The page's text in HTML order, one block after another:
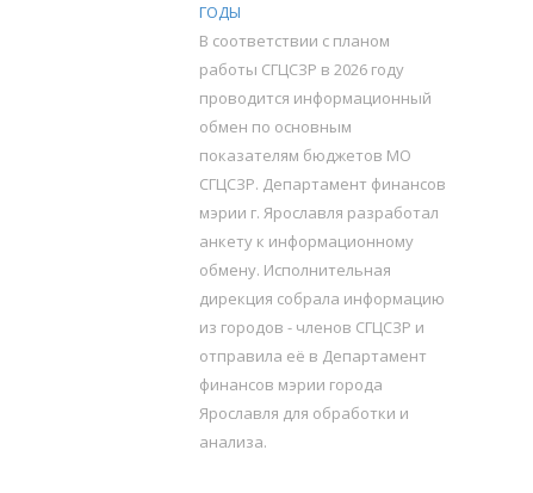
ГОДЫ
В соответствии с планом
работы СГЦСЗР в 2026 году
проводится информационный
обмен по основным
показателям бюджетов МО
СГЦСЗР. Департамент финансов
мэрии г. Ярославля разработал
анкету к информационному
обмену. Исполнительная
дирекция собрала информацию
из городов - членов СГЦСЗР и
отправила её в Департамент
финансов мэрии города
Ярославля для обработки и
анализа.